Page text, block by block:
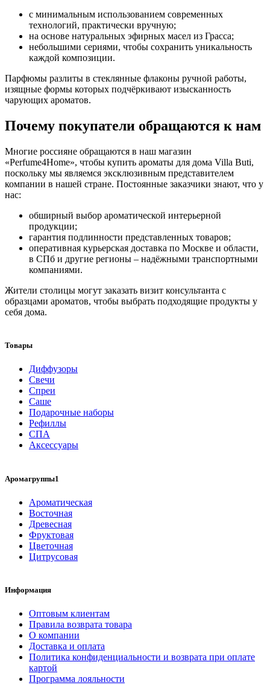
с минимальным использованием современных
технологий, практически вручную;
на основе натуральных эфирных масел из Грасса;
небольшими сериями, чтобы сохранить уникальность
каждой композиции.
Парфюмы разлиты в стеклянные флаконы ручной работы,
изящные формы которых подчёркивают изысканность
чарующих ароматов.
Почему покупатели обращаются к нам
Многие россияне обращаются в наш магазин
«Perfume4Home», чтобы купить ароматы для дома Villa Buti,
поскольку мы являемся эксклюзивным представителем
компании в нашей стране. Постоянные заказчики знают, что у
нас:
обширный выбор ароматической интерьерной
продукции;
гарантия подлинности представленных товаров;
оперативная курьерская доставка по Москве и области,
в СПб и другие регионы – надёжными транспортными
компаниями.
Жители столицы могут заказать визит консультанта с
образцами ароматов, чтобы выбрать подходящие продукты у
себя дома.
Товары
Диффузоры
Свечи
Спреи
Саше
Подарочные наборы
Рефиллы
СПА
Аксессуары
Аромагруппы1
Ароматическая
Восточная
Древесная
Фруктовая
Цветочная
Цитрусовая
Информация
Оптовым клиентам
Правила возврата товара
О компании
Доставка и оплата
Политика конфиденциальности и возврата при оплате
картой
Программа лояльности